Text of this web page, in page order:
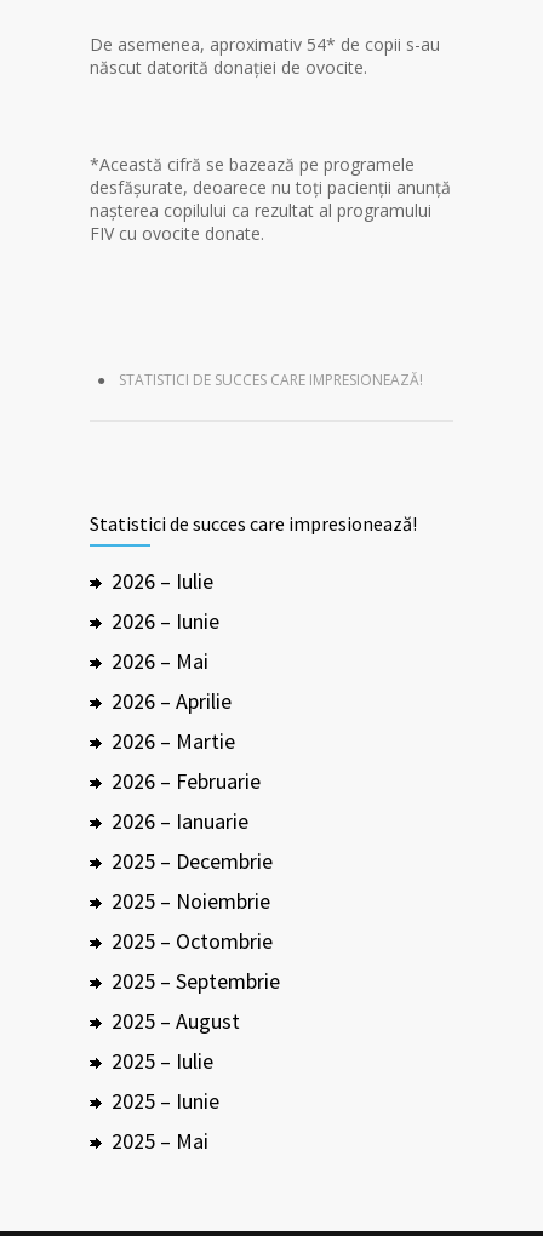
De asemenea, aproximativ 54* de copii s-au
născut datorită donației de ovocite.
*Această cifră se bazează pe programele
desfășurate, deoarece nu toți pacienții anunță
nașterea copilului ca rezultat al programului
FIV cu ovocite donate.
STATISTICI DE SUCCES CARE IMPRESIONEAZĂ!
Statistici de succes care impresionează!
2026 – Iulie
2026 – Iunie
2026 – Mai
2026 – Aprilie
2026 – Martie
2026 – Februarie
2026 – Ianuarie
2025 – Decembrie
2025 – Noiembrie
2025 – Octombrie
2025 – Septembrie
2025 – August
2025 – Iulie
2025 – Iunie
2025 – Mai